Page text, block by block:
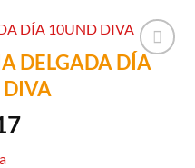
Añadir a
DELGADA DÍA